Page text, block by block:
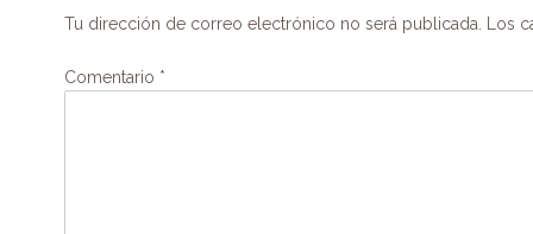
Tu dirección de correo electrónico no será publicada. Los
Comentario *